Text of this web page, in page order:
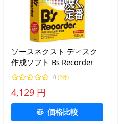
ソースネクスト ディスク
作成ソフト Bs Recorder
0 (2件)
4,129 円
価格比較